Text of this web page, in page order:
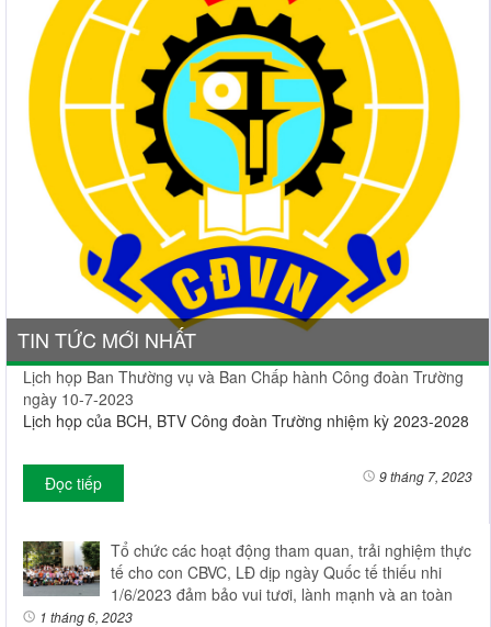
TIN TỨC MỚI NHẤT
Lịch họp Ban Thường vụ và Ban Chấp hành Công đoàn Trường
ngày 10-7-2023
Lịch họp của BCH, BTV Công đoàn Trường nhiệm kỳ 2023-2028
Đọc tiếp 9 tháng 7, 2023
Tổ chức các hoạt động tham quan, trải nghiệm thực
tế cho con CBVC, LĐ dịp ngày Quốc tế thiếu nhi
1/6/2023 đảm bảo vui tươi, lành mạnh và an toàn
1 tháng 6, 2023